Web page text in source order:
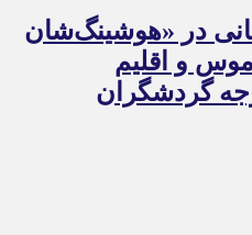
در «هوشینگ‌شان
و اقلیم
گردشگران